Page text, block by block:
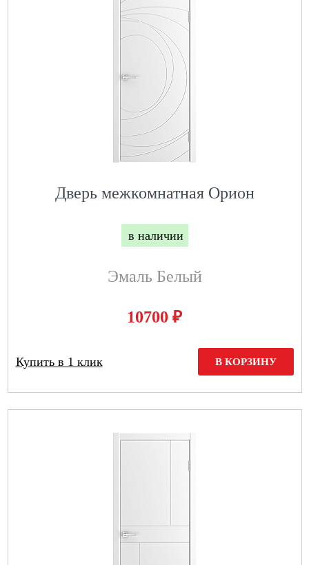
Дверь межкомнатная Орион
в наличии
Эмаль Белый
10700 ₽
Купить в 1 клик В КОРЗИНУ